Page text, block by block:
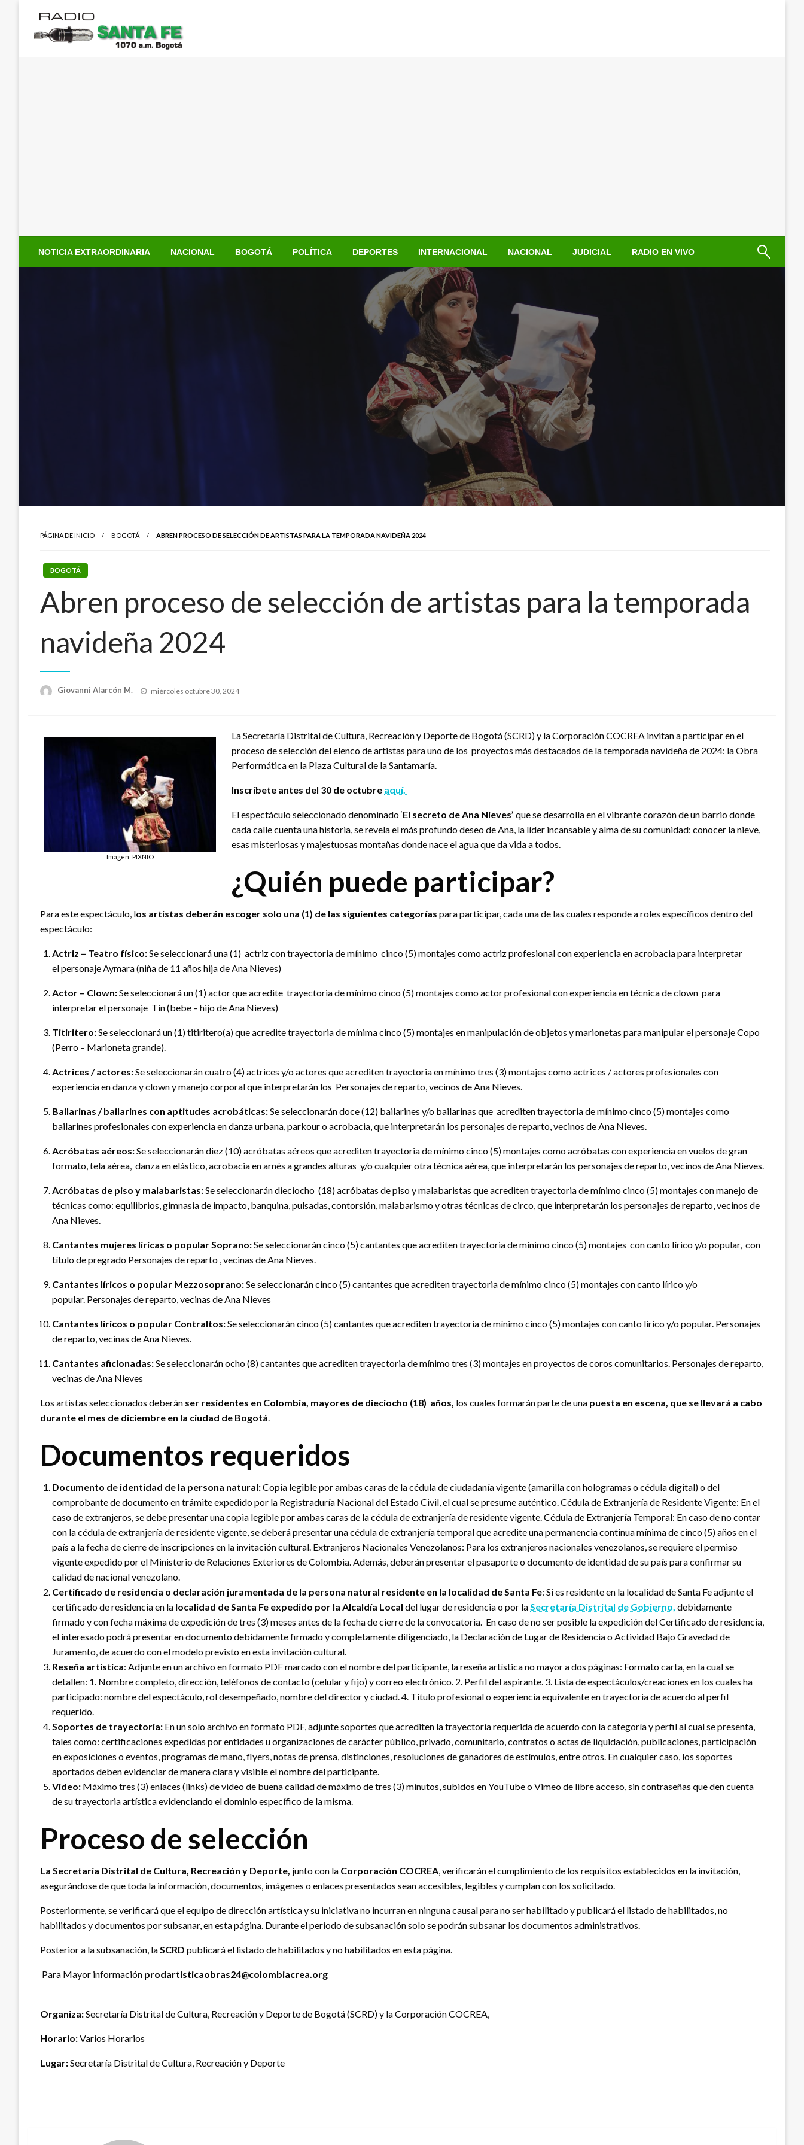
contenido
NOTICIA EXTRAORDINARIA NACIONAL BOGOTÁ POLÍTICA DEPORTES INTERNACIONAL NACIONAL JUDICIAL RADIO EN VIVO
PÁGINA DE INICIO BOGOTÁ ABREN PROCESO DE SELECCIÓN DE ARTISTAS PARA LA TEMPORADA NAVIDEÑA 2024
BOGOTÁ
Abren proceso de selección de artistas para la temporada
navideña 2024
Giovanni Alarcón M.
Publicado
miércoles octubre 30, 2024
Imagen: PIXNIO
La Secretaría Distrital de Cultura, Recreación y Deporte de Bogotá (SCRD) y la Corporación COCREA invitan a participar en el
proceso de selección del elenco de artistas para uno de los proyectos más destacados de la temporada navideña de 2024: la Obra
Performática en la Plaza Cultural de la Santamaría.
Inscríbete antes del 30 de octubre aquí.
El espectáculo seleccionado denominado ‘El secreto de Ana Nieves’ que se desarrolla en el vibrante corazón de un barrio donde
cada calle cuenta una historia, se revela el más profundo deseo de Ana, la líder incansable y alma de su comunidad: conocer la nieve,
esas misteriosas y majestuosas montañas donde nace el agua que da vida a todos.
¿Quién puede participar?
Para este espectáculo, los artistas deberán escoger solo una (1) de las siguientes categorías para participar, cada una de las cuales responde a roles específicos dentro del
espectáculo:
Actriz – Teatro físico:Se seleccionará una (1) actriz con trayectoria de mínimo cinco (5) montajes como actriz profesional con experiencia en acrobacia para interpretar
el personaje Aymara (niña de 11 años hija de Ana Nieves)
Actor – Clown:Se seleccionará un (1) actor que acredite trayectoria de mínimo cinco (5) montajes como actor profesional con experiencia en técnica de clown para
interpretar el personaje Tin (bebe – hijo de Ana Nieves)
Titiritero:Se seleccionará un (1) titiritero(a) que acredite trayectoria de mínima cinco (5) montajes en manipulación de objetos y marionetas para manipular el personaje Copo
(Perro – Marioneta grande).
Actrices / actores:Se seleccionarán cuatro (4) actrices y/o actores que acrediten trayectoria en mínimo tres (3) montajes como actrices / actores profesionales con
experiencia en danza y clown y manejo corporal que interpretarán los Personajes de reparto, vecinos de Ana Nieves.
Bailarinas / bailarines con aptitudes acrobáticas:Se seleccionarán doce (12) bailarines y/o bailarinas que acrediten trayectoria de mínimo cinco (5) montajes como
bailarines profesionales con experiencia en danza urbana, parkour o acrobacia, que interpretarán los personajes de reparto, vecinos de Ana Nieves.
Acróbatas aéreos:Se seleccionarán diez (10) acróbatas aéreos que acrediten trayectoria de mínimo cinco (5) montajes como acróbatas con experiencia en vuelos de gran
formato, tela aérea, danza en elástico, acrobacia en arnés a grandes alturas y/o cualquier otra técnica aérea, que interpretarán los personajes de reparto, vecinos de Ana Nieves.
Acróbatas de piso y malabaristas:Se seleccionarán dieciocho (18) acróbatas de piso y malabaristas que acrediten trayectoria de mínimo cinco (5) montajes con manejo de
técnicas como: equilibrios, gimnasia de impacto, banquina, pulsadas, contorsión, malabarismo y otras técnicas de circo, que interpretarán los personajes de reparto, vecinos de
Ana Nieves.
Cantantes mujeres líricas o popular Soprano:Se seleccionarán cinco (5) cantantes que acrediten trayectoria de mínimo cinco (5) montajes con canto lírico y/o popular, con
título de pregrado Personajes de reparto , vecinas de Ana Nieves.
Cantantes líricos o popular Mezzosoprano:Se seleccionarán cinco (5) cantantes que acrediten trayectoria de mínimo cinco (5) montajes con canto lírico y/o
popular. Personajes de reparto, vecinas de Ana Nieves
Cantantes líricos o popular Contraltos:Se seleccionarán cinco (5) cantantes que acrediten trayectoria de mínimo cinco (5) montajes con canto lírico y/o popular. Personajes
de reparto, vecinas de Ana Nieves.
Cantantes aficionadas:Se seleccionarán ocho (8) cantantes que acrediten trayectoria de mínimo tres (3) montajes en proyectos de coros comunitarios. Personajes de reparto,
vecinas de Ana Nieves
Los artistas seleccionados deberán ser residentes en Colombia, mayores de dieciocho (18) años, los cuales formarán parte de una puesta en escena, que se llevará a cabo
durante el mes de diciembre en la ciudad de Bogotá.
Documentos requeridos
Documento de identidad de la persona natural:Copia legible por ambas caras de la cédula de ciudadanía vigente (amarilla con hologramas o cédula digital) o del
comprobante de documento en trámite expedido por la Registraduría Nacional del Estado Civil, el cual se presume auténtico. Cédula de Extranjería de Residente Vigente: En el
caso de extranjeros, se debe presentar una copia legible por ambas caras de la cédula de extranjería de residente vigente. Cédula de Extranjería Temporal: En caso de no contar
con la cédula de extranjería de residente vigente, se deberá presentar una cédula de extranjería temporal que acredite una permanencia continua mínima de cinco (5) años en el
país a la fecha de cierre de inscripciones en la invitación cultural. Extranjeros Nacionales Venezolanos: Para los extranjeros nacionales venezolanos, se requiere el permiso
vigente expedido por el Ministerio de Relaciones Exteriores de Colombia. Además, deberán presentar el pasaporte o documento de identidad de su país para confirmar su
calidad de nacional venezolano.
Certificado de residencia o declaración juramentada de la persona natural residente en la localidad de Santa Fe: Si es residente en la localidad de Santa Fe adjunte el
certificado de residencia en la localidad de Santa Fe expedido por la Alcaldía Local del lugar de residencia o por laSecretaría Distrital de Gobierno, debidamente
firmado y con fecha máxima de expedición de tres (3) meses antes de la fecha de cierre de la convocatoria. En caso de no ser posible la expedición del Certificado de residencia,
el interesado podrá presentar en documento debidamente firmado y completamente diligenciado, la Declaración de Lugar de Residencia o Actividad Bajo Gravedad de
Juramento, de acuerdo con el modelo previsto en esta invitación cultural.
Reseña artística: Adjunte en un archivo en formato PDF marcado con el nombre del participante, la reseña artística no mayor a dos páginas: Formato carta, en la cual se
detallen: 1. Nombre completo, dirección, teléfonos de contacto (celular y fijo) y correo electrónico. 2. Perfil del aspirante. 3. Lista de espectáculos/creaciones en los cuales ha
participado: nombre del espectáculo, rol desempeñado, nombre del director y ciudad. 4. Título profesional o experiencia equivalente en trayectoria de acuerdo al perfil
requerido.
Soportes de trayectoria: En un solo archivo en formato PDF, adjunte soportes que acrediten la trayectoria requerida de acuerdo con la categoría y perfil al cual se presenta,
tales como: certificaciones expedidas por entidades u organizaciones de carácter público, privado, comunitario, contratos o actas de liquidación, publicaciones, participación
en exposiciones o eventos, programas de mano, flyers, notas de prensa, distinciones, resoluciones de ganadores de estímulos, entre otros. En cualquier caso, los soportes
aportados deben evidenciar de manera clara y visible el nombre del participante.
Video: Máximo tres (3) enlaces (links) de video de buena calidad de máximo de tres (3) minutos, subidos en YouTube o Vimeo de libre acceso, sin contraseñas que den cuenta
de su trayectoria artística evidenciando el dominio específico de la misma.
Proceso de selección
La Secretaría Distrital de Cultura, Recreación y Deporte, junto con la Corporación COCREA, verificarán el cumplimiento de los requisitos establecidos en la invitación,
asegurándose de que toda la información, documentos, imágenes o enlaces presentados sean accesibles, legibles y cumplan con los solicitado.
Posteriormente, se verificará que el equipo de dirección artística y su iniciativa no incurran en ninguna causal para no ser habilitado y publicará el listado de habilitados, no
habilitados y documentos por subsanar, en esta página. Durante el periodo de subsanación solo se podrán subsanar los documentos administrativos.
Posterior a la subsanación, laSCRD publicará el listado de habilitados y no habilitados en esta página.
Para Mayor información prodartisticaobras24@colombiacrea.org
Organiza:Secretaría Distrital de Cultura, Recreación y Deporte de Bogotá (SCRD) y la Corporación COCREA,
Horario:Varios Horarios
Lugar:Secretaría Distrital de Cultura, Recreación y Deporte